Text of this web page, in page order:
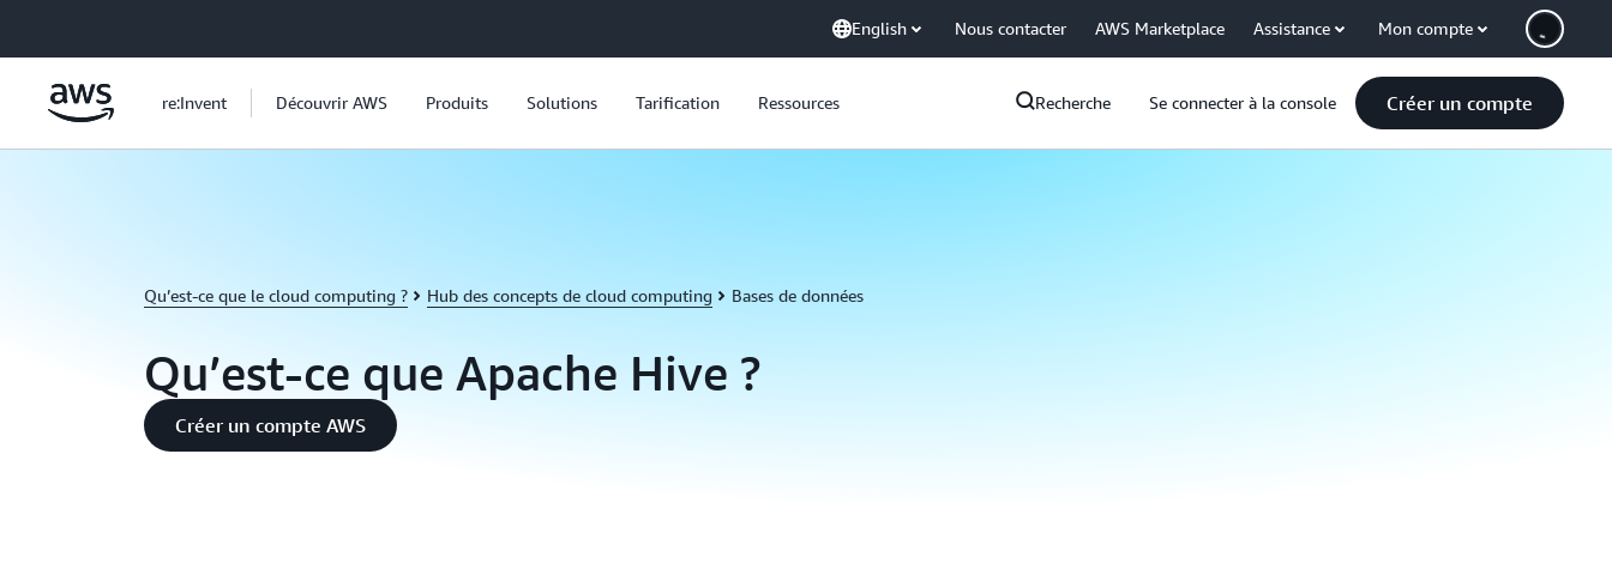
English Nous contacter AWS Marketplace Assistance Mon compte
re:Invent Découvrir AWS Produits Solutions Tarification Ressources Recherche Se connecter à la console Créer un compte
Qu’est-ce que le cloud computing ? Hub des concepts de cloud computing Bases de données
Qu’est-ce que Apache Hive ?
Créer un compte AWS